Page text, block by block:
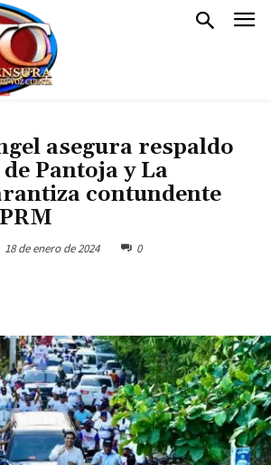
asegura respaldo
Pantoja y La
contundente
18 de enero de 2024 0